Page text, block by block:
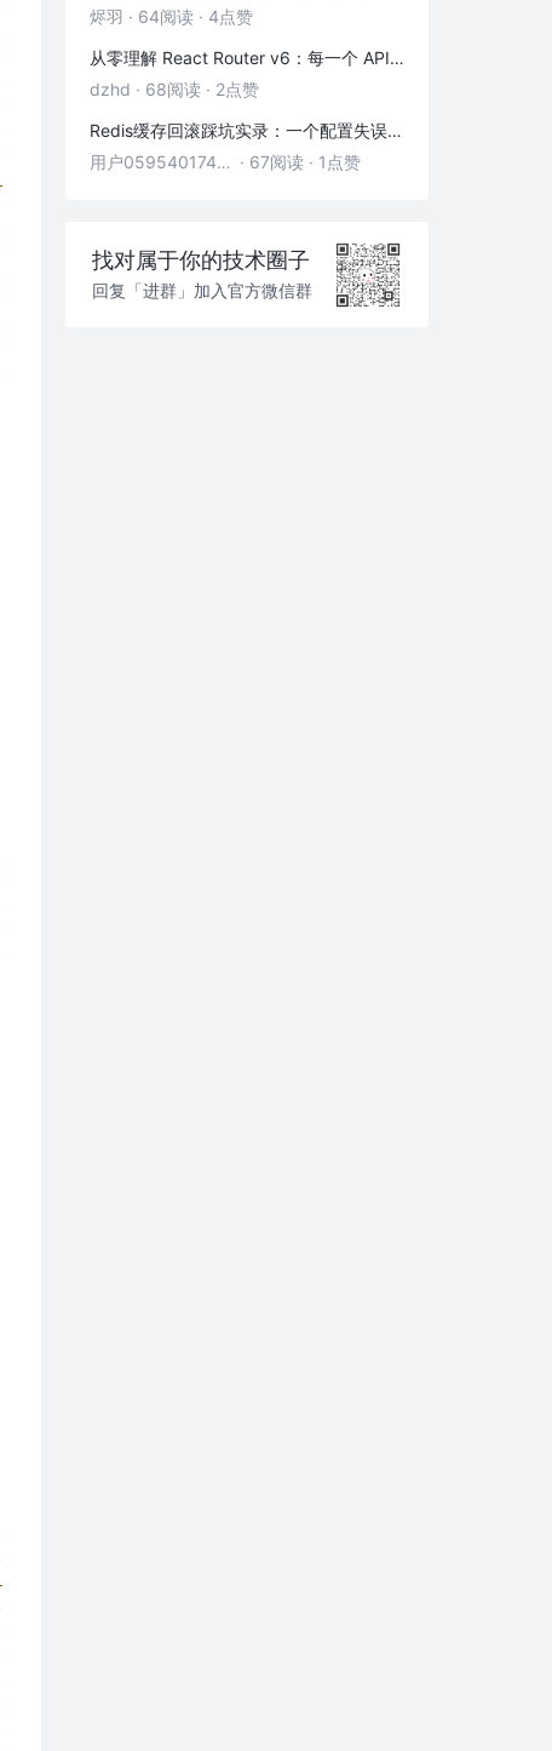
烬羽 · 64阅读 · 4点赞
从零理解 React Router v6：每一个 API 都是怎么工作的
dzhd · 68阅读 · 2点赞
Redis缓存回滚踩坑实录：一个配置失误，让我在凌晨3点丢了3000条数据
用户05954017446 · 67阅读 · 1点赞
找对属于你的技术圈子
回复「进群」加入官方微信群